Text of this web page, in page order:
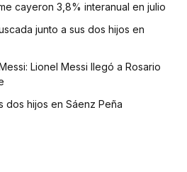
cayeron 3,8% interanual en julio
junto a sus dos hijos en
Lionel Messi llegó a Rosario
dos hijos en Sáenz Peña